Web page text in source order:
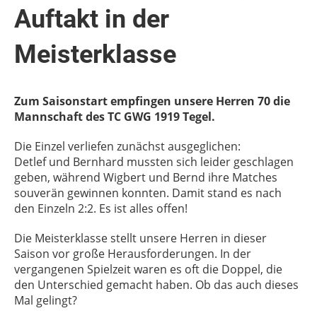
Auftakt in der
Meisterklasse
Zum Saisonstart empfingen unsere Herren 70 die
Mannschaft des TC GWG 1919 Tegel.
Die Einzel verliefen zunächst ausgeglichen:
Detlef und Bernhard mussten sich leider geschlagen
geben, während Wigbert und Bernd ihre Matches
souverän gewinnen konnten. Damit stand es nach
den Einzeln 2:2. Es ist alles offen!
Die Meisterklasse stellt unsere Herren in dieser
Saison vor große Herausforderungen. In der
vergangenen Spielzeit waren es oft die Doppel, die
den Unterschied gemacht haben. Ob das auch dieses
Mal gelingt?